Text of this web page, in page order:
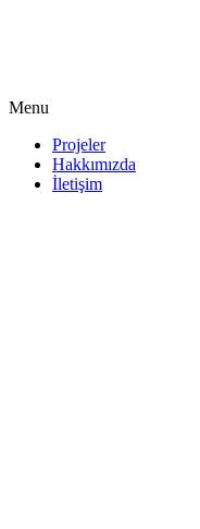
Menu
Projeler
Hakkımızda
İletişim